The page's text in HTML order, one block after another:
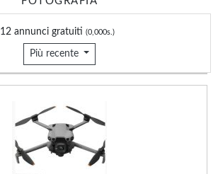
12 annunci gratuiti (0,000s.)
Più recente